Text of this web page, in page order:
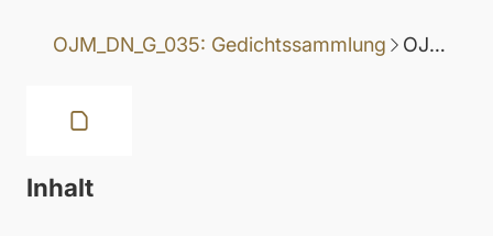
OJM_DN_G_035: Gedichtssammlung OJM_DN_G_035-090: Gedicht
Inhalt